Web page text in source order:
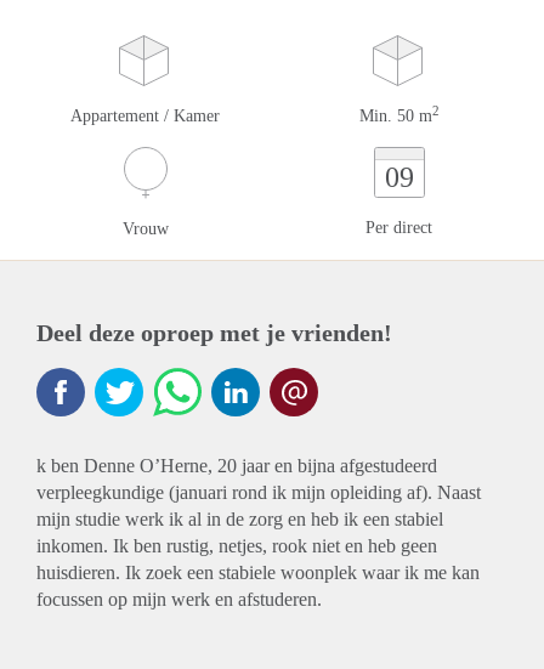
Appartement / Kamer Min. 50 m2
Vrouw
09
Per direct
Deel deze oproep met je vrienden!
k ben Denne O’Herne, 20 jaar en bijna afgestudeerd
verpleegkundige (januari rond ik mijn opleiding af). Naast
mijn studie werk ik al in de zorg en heb ik een stabiel
inkomen. Ik ben rustig, netjes, rook niet en heb geen
huisdieren. Ik zoek een stabiele woonplek waar ik me kan
focussen op mijn werk en afstuderen.